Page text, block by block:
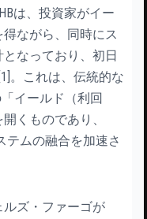
は、投資家がイー
ながら、同時にス
なっており、初日
。これは、伝統的な
イールド（利回
くものであり、
テムの融合を加速さ
ルズ・ファーゴが